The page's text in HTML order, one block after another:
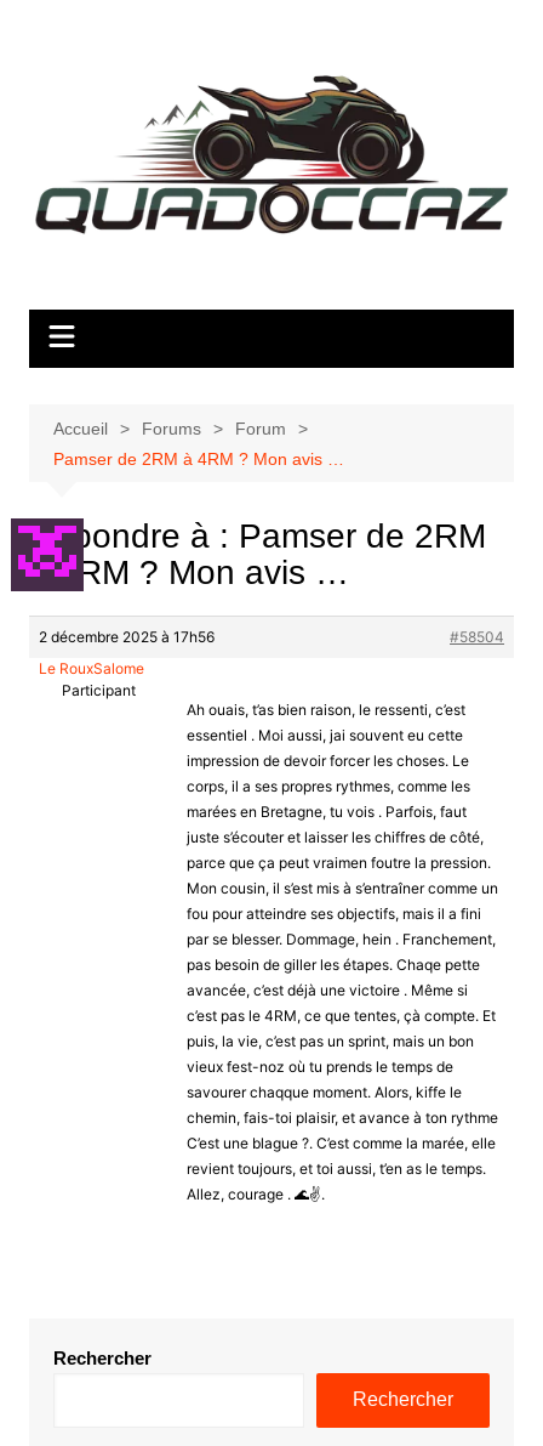
Accueil Forums
Forum
Pamser de 2RM à 4RM ? Mon avis …
Répondre à : Pamser de 2RM
à 4RM ? Mon avis …
2 décembre 2025 à 17h56
#58504
Le RouxSalome
Participant
Ah ouais, t’as bien raison, le ressenti, c’est
essentiel . Moi aussi, jai souvent eu cette
impression de devoir forcer les choses. Le
corps, il a ses propres rythmes, comme les
marées en Bretagne, tu vois . Parfois, faut
juste s’écouter et laisser les chiffres de côté,
parce que ça peut vraimen foutre la pression.
Mon cousin, il s’est mis à s’entraîner comme un
fou pour atteindre ses objectifs, mais il a fini
par se blesser. Dommage, hein . Franchement,
pas besoin de giller les étapes. Chaqe pette
avancée, c’est déjà une victoire . Même si
c’est pas le 4RM, ce que tentes, çà compte. Et
puis, la vie, c’est pas un sprint, mais un bon
vieux fest-noz où tu prends le temps de
savourer chaqque moment. Alors, kiffe le
chemin, fais-toi plaisir, et avance à ton rythme
C’est une blague ?. C’est comme la marée, elle
revient toujours, et toi aussi, t’en as le temps.
Allez, courage . 🌊✌️.
Rechercher
Rechercher